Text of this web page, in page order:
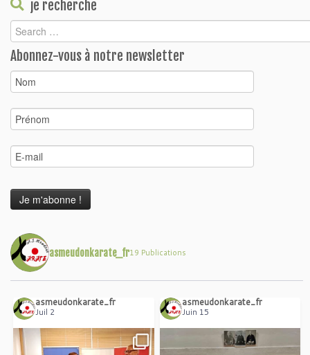
je recherche
Abonnez-vous à notre newsletter
asmeudonkarate_fr19 Publications
asmeudonkarate_fr
Juil 2
asmeudonkarate_fr
Juin 15